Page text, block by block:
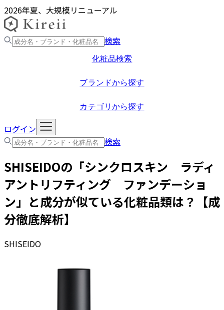
2026年夏、大規模リニューアル
検索
化粧品検索
ブランドから探す
カテゴリから探す
ログイン
検索
SHISEIDOの「シンクロスキン ラディ
アントリフティング ファンデーショ
ン 」と成分が似ている化粧品類は？【成
分徹底解析】
SHISEIDO